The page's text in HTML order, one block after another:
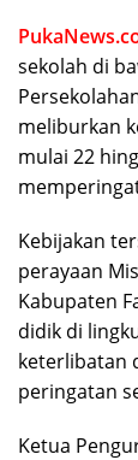
sekolah di
meliburkan
mulai 22
Kebijakan
perayaan
Kabupaten
didik di
keterlibatan
peringatan
Ketua